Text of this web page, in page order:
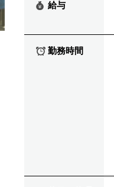
給与
勤務時間